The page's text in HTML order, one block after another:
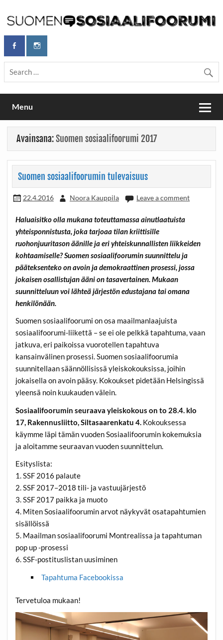
content
Maailmanparannuspäivät / Suomen
Sosiaalifoorumi
Maailmanparannuspäivät Lapinlahden Lähteellä, Helsingissä
26.–27.9.2026
Menu
Avainsana:Suomen sosiaalifoorumi 2017
Suomen sosiaalifoorumin tulevaisuus
22.4.2016 Noora Kauppila Leave a comment
Haluaisitko olla mukana toteuttamassa ainutlaatuista
yhteisponnistusta, joka tarjoaa tilan kriittisille
ruohonjuuritason äänille ja eri yhteiskunnallisten liikkeiden
kohtaamiselle? Suomen sosiaalifoorumin suunnittelu ja
pääteksenteko on avoin ja demokraattinen prosessi, jossa
jokaisen osallistujan ääni on tasavertainen. Mukaan
suunnitteluun voi lähteä järjestön edustajana tai omana
henkilönään.
Suomen sosiaalifoorumi on osa maailmanlaajuista
sosiaalifoorumi-liikettä – se ei ole pelkkä tapahtuma, vaan
jatkuva, eri paikoissa vuorotellen tapahtuva
kansainvälinen prosessi. Suomen sosiaalifoorumia
suunnitellaan säännöllisissä yleiskokouksissa, joihin
jokaisella on avoin pääsy. Kokoukset pidetään Helsingissä
yleensä noin kuukauden välein.
Sosiaalifoorumin seuraava yleiskokous on to 28.4. klo
17, Rakennusliitto, Siltasaarenkatu 4. Kokouksessa
käymme läpi tämän vuoden Sosiaalifoorumin kokemuksia
ja aloitamme seuraavan vuoden suunnittelun.
Esityslista:
1. SSF 2016 palaute
2. SSF 2017–2018 tili- ja vastuujärjestö
3. SSF 2017 paikka ja muoto
4. Miten Sosiaalifoorumin arvot näykyvät osatapahtumien
sisällöissä
5. Maailman sosiaalifoorumi Montrealissa ja tapahtuman
pop up -prosessi
6. SSF-postituslistan uusiminen
Tapahtuma Facebookissa
Tervetuloa mukaan!